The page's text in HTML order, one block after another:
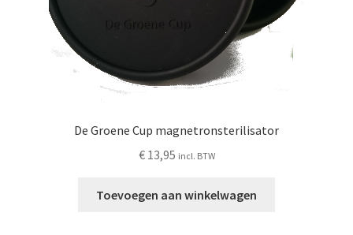
De Groene Cup magnetronsterilisator
€13,95 incl. BTW
Toevoegen aan winkelwagen